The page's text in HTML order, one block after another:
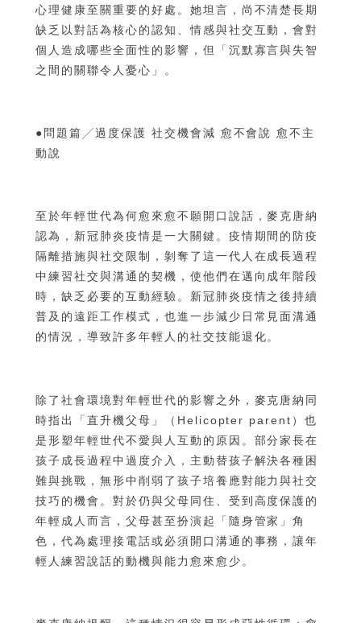
心理健康至關重要的好處。她坦言，尚不清楚長期
缺乏以對話為核心的認知、情感與社交互動，會對
個人造成哪些全面性的影響，但「沉默寡言與失智
之間的關聯令人憂心」。
●問題篇╱過度保護 社交機會減 愈不會說 愈不主
動說
至於年輕世代為何愈來愈不願開口說話，麥克唐納
認為，新冠肺炎疫情是一大關鍵。疫情期間的防疫
隔離措施與社交限制，剝奪了這一代人在成長過程
中練習社交與溝通的契機，使他們在邁向成年階段
時，缺乏必要的互動經驗。新冠肺炎疫情之後持續
普及的遠距工作模式，也進一步減少日常見面溝通
的情況，導致許多年輕人的社交技能退化。
除了社會環境對年輕世代的影響之外，麥克唐納同
時指出「直升機父母」（Helicopter parent）也
是形塑年輕世代不愛與人互動的原因。部分家長在
孩子成長過程中過度介入，主動替孩子解決各種困
難與挑戰，無形中削弱了孩子培養應對能力與社交
技巧的機會。對於仍與父母同住、受到高度保護的
年輕成人而言，父母甚至扮演起「隨身管家」角
色，代為處理接電話或必須開口溝通的事務，讓年
輕人練習說話的動機與能力愈來愈少。